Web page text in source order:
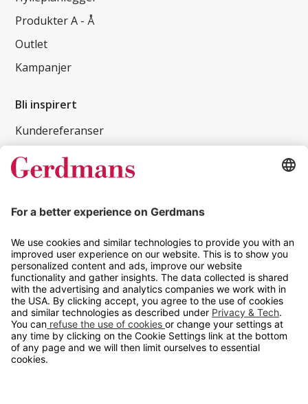
Produkter A - Å
Outlet
Kampanjer
Bli inspirert
Kundereferanser
Magasin
Tips og guider
Kontakt
info@gerdmans.no
67 80 56 20
Åpningstid
Hverdager 08:00-16:00